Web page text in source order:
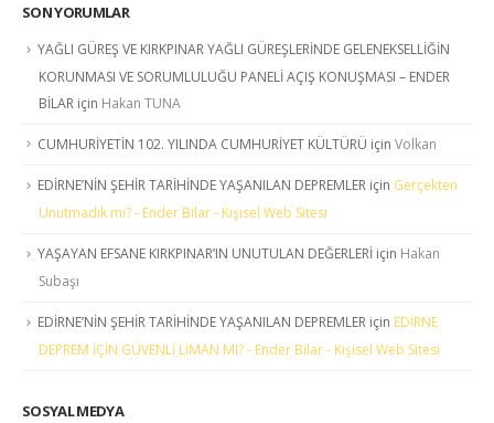
SON YORUMLAR
YAĞLI GÜREŞ VE KIRKPINAR YAĞLI GÜREŞLERİNDE GELENEKSELLİĞİN
KORUNMASI VE SORUMLULUĞU PANELİ AÇIŞ KONUŞMASI – ENDER
BİLAR için Hakan TUNA
CUMHURİYETİN 102. YILINDA CUMHURİYET KÜLTÜRÜ için Volkan
EDİRNE’NİN ŞEHİR TARİHİNDE YAŞANILAN DEPREMLER için Gerçekten
Unutmadık mı? - Ender Bilar - Kişisel Web Sitesi
YAŞAYAN EFSANE KIRKPINAR’IN UNUTULAN DEĞERLERİ için Hakan
Subaşı
EDİRNE’NİN ŞEHİR TARİHİNDE YAŞANILAN DEPREMLER için EDİRNE
DEPREM İÇİN GÜVENLİ LİMAN MI? - Ender Bilar - Kişisel Web Sitesi
SOSYAL MEDYA